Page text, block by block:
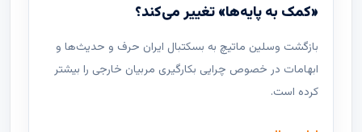
«کمک به پایه‌ها» تغییر می‌کند؟
بازگشت وسلین ماتیچ به بسکتبال ایران حرف و حدیث‌ها و
ابهامات در خصوص چرایی بکارگیری مربیان خارجی را بیشتر
کرده است.